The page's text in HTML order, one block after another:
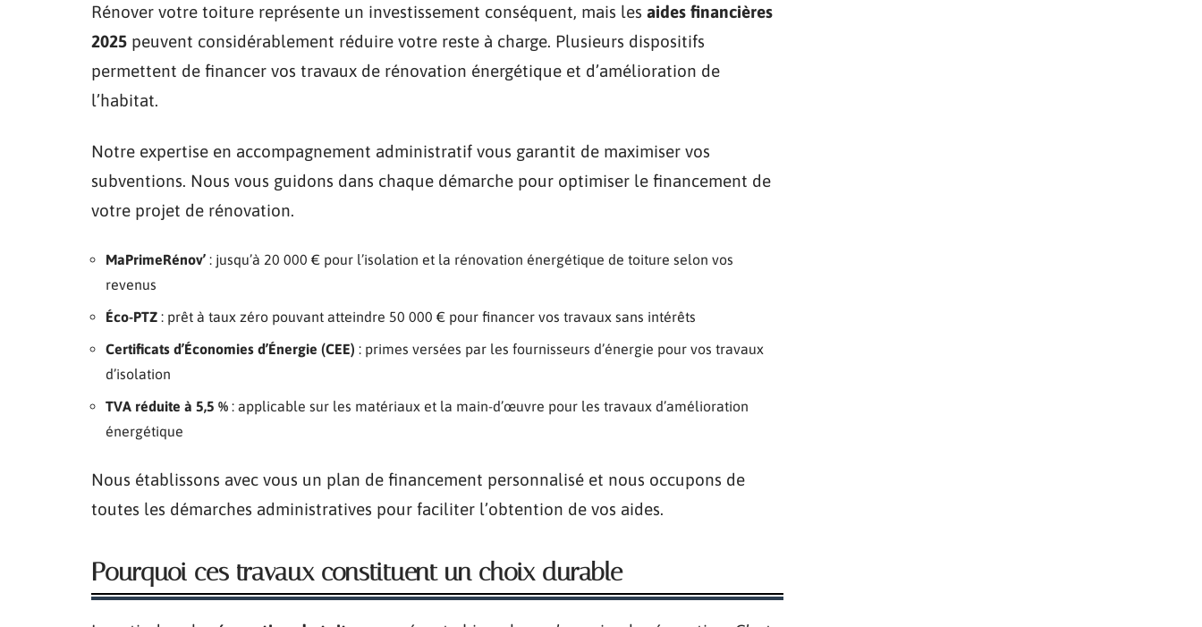
Rénover votre toiture représente un investissement conséquent, mais les aides financières
2025 peuvent considérablement réduire votre reste à charge. Plusieurs dispositifs
permettent de financer vos travaux de rénovation énergétique et d’amélioration de
l’habitat.
Notre expertise en accompagnement administratif vous garantit de maximiser vos
subventions. Nous vous guidons dans chaque démarche pour optimiser le financement de
votre projet de rénovation.
MaPrimeRénov’ : jusqu’à 20 000 € pour l’isolation et la rénovation énergétique de toiture selon vos
revenus
Éco-PTZ : prêt à taux zéro pouvant atteindre 50 000 € pour financer vos travaux sans intérêts
Certificats d’Économies d’Énergie (CEE) : primes versées par les fournisseurs d’énergie pour vos travaux
d’isolation
TVA réduite à 5,5 % : applicable sur les matériaux et la main-d’œuvre pour les travaux d’amélioration
énergétique
Nous établissons avec vous un plan de financement personnalisé et nous occupons de
toutes les démarches administratives pour faciliter l’obtention de vos aides.
Pourquoi ces travaux constituent un choix durable